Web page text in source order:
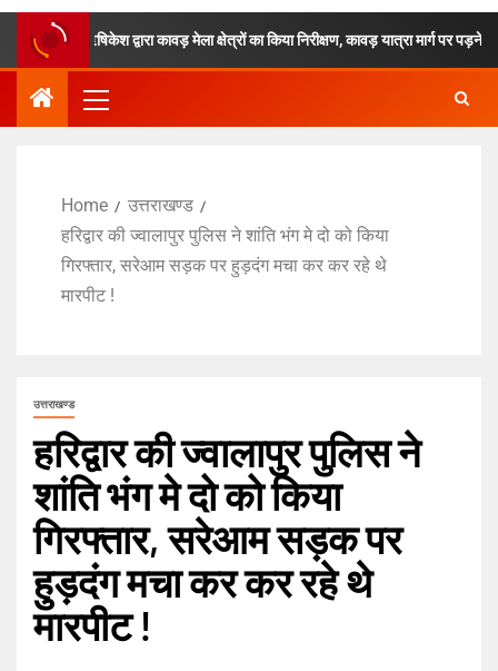
ऋषिकेश द्वारा कावड़ मेला क्षेत्रों का किया निरीक्षण, कावड़ यात्रा मार्ग पर पड़ने वाले
Home
उत्तराखण्ड
हरिद्वार की ज्वालापुर पुलिस ने शांति भंग मे दो को किया
गिरफ्तार, सरेआम सड़क पर हुड़दंग मचा कर कर रहे थे
मारपीट !
उत्तराखण्ड
हरिद्वार की ज्वालापुर पुलिस ने
शांति भंग मे दो को किया
गिरफ्तार, सरेआम सड़क पर
हुड़दंग मचा कर कर रहे थे
मारपीट !